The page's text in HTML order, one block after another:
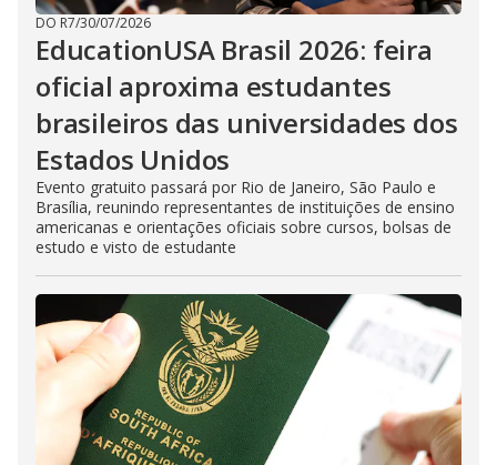
DO R7/30/07/2026
EducationUSA Brasil 2026: feira
oficial aproxima estudantes
brasileiros das universidades dos
Estados Unidos
Evento gratuito passará por Rio de Janeiro, São Paulo e
Brasília, reunindo representantes de instituições de ensino
americanas e orientações oficiais sobre cursos, bolsas de
estudo e visto de estudante